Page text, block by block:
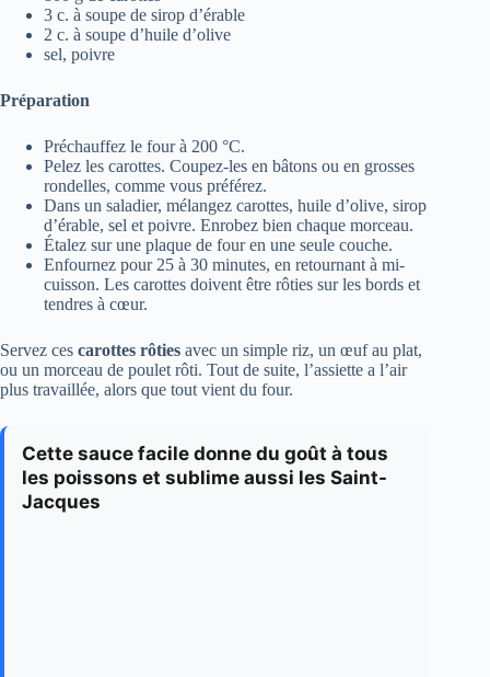
3 c. à soupe de sirop d’érable
2 c. à soupe d’huile d’olive
sel, poivre
Préparation
Préchauffez le four à 200 °C.
Pelez les carottes. Coupez-les en bâtons ou en grosses
rondelles, comme vous préférez.
Dans un saladier, mélangez carottes, huile d’olive, sirop
d’érable, sel et poivre. Enrobez bien chaque morceau.
Étalez sur une plaque de four en une seule couche.
Enfournez pour 25 à 30 minutes, en retournant à mi-
cuisson. Les carottes doivent être rôties sur les bords et
tendres à cœur.
Servez ces carottes rôties avec un simple riz, un œuf au plat,
ou un morceau de poulet rôti. Tout de suite, l’assiette a l’air
plus travaillée, alors que tout vient du four.
Cette sauce facile donne du goût à tous
les poissons et sublime aussi les Saint-
Jacques